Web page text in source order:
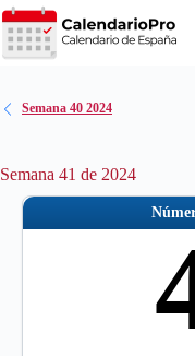
Saltar
al
contenido
Semana 40 2024
Semana 41 de 2024